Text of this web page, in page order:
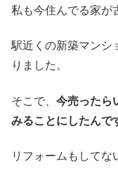
私も今住んでる家が
駅近くの新築マンシ
りました。
そこで、 今売ったら
みることにしたんで
リフォームもしてな